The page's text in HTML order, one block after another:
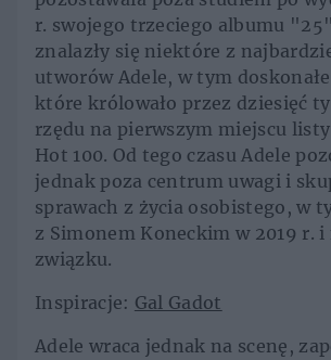
r. swojego trzeciego albumu
znalazły się niektóre z
utworów Adele, w tym
które królowało przez dziesięć
rzędu na pierwszym miejscu
Hot 100. Od tego czasu Adele
jednak poza centrum uwagi i
sprawach z życia osobistego, w
z Simonem Koneckim w 2019 r. i
związku.
Inspiracje: Gal Gadot
Adele wraca jednak na scenę,